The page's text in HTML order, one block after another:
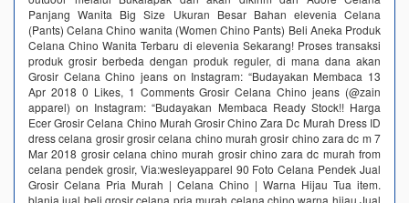
Panjang Wanita Big Size Ukuran Besar Bahan elevenia Celana
(Pants) Celana Chino wanita (Women Chino Pants) Beli Aneka Produk
Celana Chino Wanita Terbaru di elevenia Sekarang! Proses transaksi
produk grosir berbeda dengan produk reguler, di mana dana akan
Grosir Celana Chino jeans on Instagram: “Budayakan Membaca 13
Apr 2018 0 Likes, 1 Comments Grosir Celana Chino jeans (@zain
apparel) on Instagram: “Budayakan Membaca Ready Stock!! Harga
Ecer Grosir Celana Chino Murah Grosir Chino Zara Dc Murah Dress ID
dress celana grosir grosir celana chino murah grosir chino zara dc m 7
Mar 2018 grosir celana chino murah grosir chino zara dc murah from
celana pendek grosir, Via:wesleyapparel 90 Foto Celana Pendek Jual
Grosir Celana Pria Murah | Celana Chino | Warna Hijau Tua item.
blanja jual beli grosir celana pria murah celana chino warna hijau Jual